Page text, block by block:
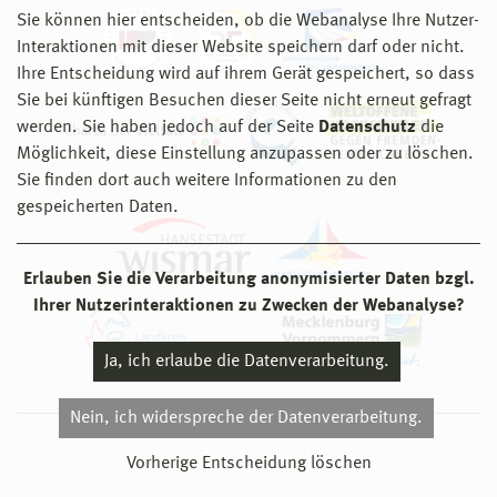
Sie können hier entscheiden, ob die Webanalyse Ihre Nutzer-
Interaktionen mit dieser Website speichern darf oder nicht.
Ihre Entscheidung wird auf ihrem Gerät gespeichert, so dass
Sie bei künftigen Besuchen dieser Seite nicht erneut gefragt
werden. Sie haben jedoch auf der Seite Datenschutz die
Möglichkeit, diese Einstellung anzupassen oder zu löschen.
Sie finden dort auch weitere Informationen zu den
gespeicherten Daten.
Erlauben Sie die Verarbeitung anonymisierter Daten bzgl.
Ihrer Nutzerinteraktionen zu Zwecken der Webanalyse?
Ja, ich erlaube die Datenverarbeitung.
Nein, ich widerspreche der Datenverarbeitung.
Vorherige Entscheidung löschen